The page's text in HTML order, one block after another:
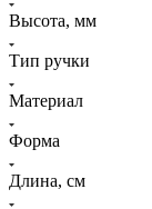
Высота, мм
Тип ручки
Материал
Форма
Длина, см